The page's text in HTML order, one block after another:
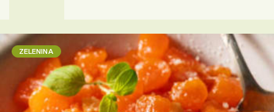
ZELENINA